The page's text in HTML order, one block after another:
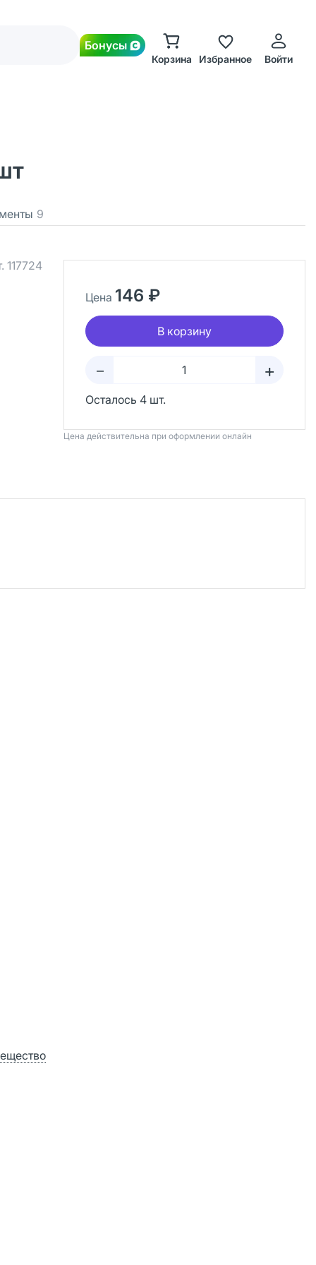
Бонусы
Корзина Избранное Войти
9
117724
Цена 146 ₽
В корзину
– +
Осталось 4 шт.
Цена действительна при оформлении онлайн